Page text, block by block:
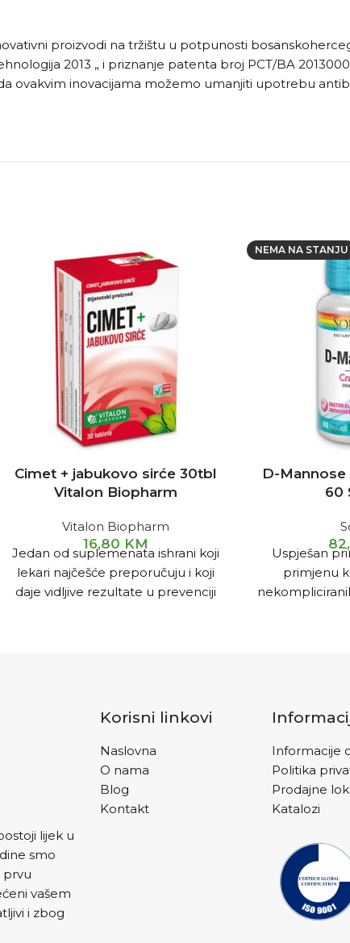
proizvodi na tržištu u potpunosti
2013 „ i priznanje patenta broj PCT/BA
ovakvim inovacijama možemo umanjiti upotrebu
Cimet + jabukovo sirće 30tbl
Vitalon Biopharm
Vitalon Biopharm
16,80 KM
Jedan od suplemenata ishrani koji
lekari najčešće preporučuju i koji
daje vidljive rezultate u prevenciji
NEMA NA STANJU
D-Mannose
60
Uspješan
primjenu
lijek u
smo
prvu
vašem
i zbog
Korisni linkovi
Naslovna
O nama
Blog
Kontakt
Informacije
Politika
Prodajne
Katalozi